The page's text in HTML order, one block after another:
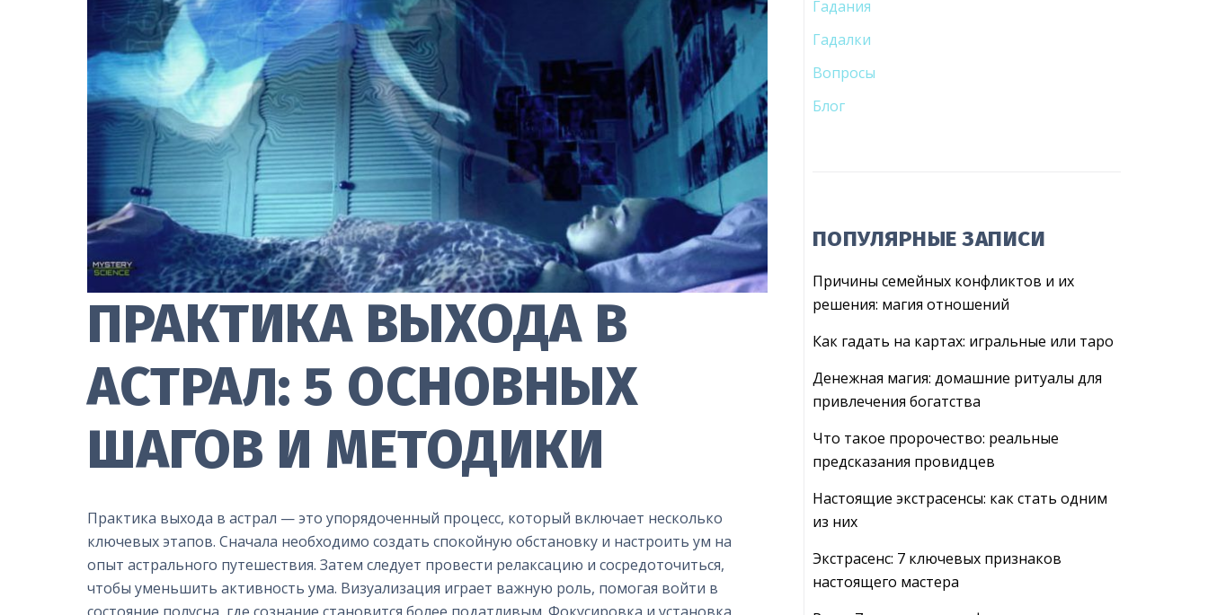
ПРАКТИКА ВЫХОДА В
АСТРАЛ: 5 ОСНОВНЫХ
ШАГОВ И МЕТОДИКИ
Практика выхода в астрал — это упорядоченный процесс, который включает несколько
ключевых этапов. Сначала необходимо создать спокойную обстановку и настроить ум на
опыт астрального путешествия. Затем следует провести релаксацию и сосредоточиться,
чтобы уменьшить активность ума. Визуализация играет важную роль, помогая войти в
Гадания
Гадалки
Вопросы
Блог
ПОПУЛЯРНЫЕ ЗАПИСИ
Причины семейных конфликтов и их
решения: магия отношений
Как гадать на картах: игральные или таро
Денежная магия: домашние ритуалы для
привлечения богатства
Что такое пророчество: реальные
предсказания провидцев
Настоящие экстрасенсы: как стать одним
из них
Экстрасенс: 7 ключевых признаков
настоящего мастера